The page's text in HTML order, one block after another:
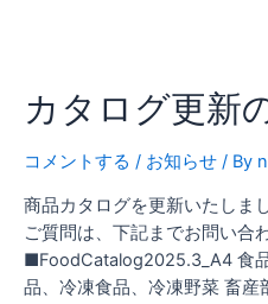
カタログ更新
コメントする / お知らせ / By
商品カタログを更新いたしま
ご質問は、下記までお問い合
■FoodCatalog2025.3_A4 食
品、冷凍食品、冷凍野菜 畜産
ロ
グ
更
の
お
知
ら